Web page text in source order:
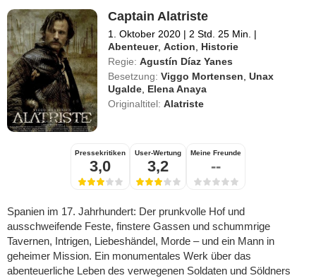
Captain Alatriste
1. Oktober 2020 | 2 Std. 25 Min. |
Abenteuer,Action
Historie
Regie: Agustín Díaz Yanes
Besetzung: Viggo Mortensen ,Unax
Ugalde Elena Anaya
Originaltitel:Alatriste
Pressekritiken
3,0
User-Wertung
3,2
Meine Freunde
--
Spanien im 17. Jahrhundert: Der prunkvolle Hof und
ausschweifende Feste, finstere Gassen und schummrige
Tavernen, Intrigen, Liebeshändel, Morde – und ein Mann in
geheimer Mission. Ein monumentales Werk über das
abenteuerliche Leben des verwegenen Soldaten und Söldners